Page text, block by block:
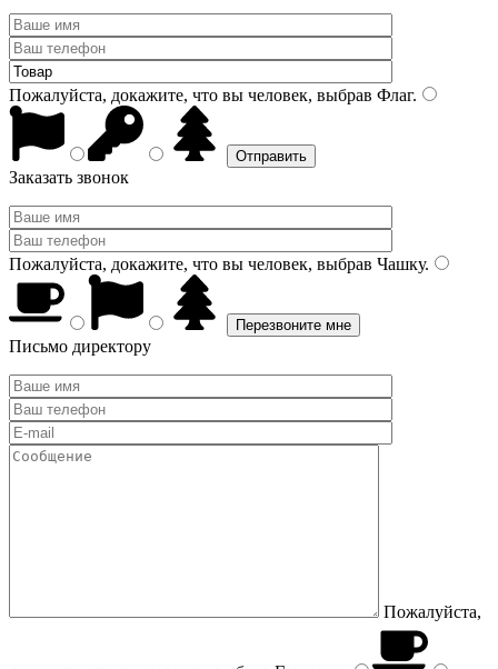
Пожалуйста, докажите, что вы человек, выбрав Флаг.
Заказать звонок
Пожалуйста, докажите, что вы человек, выбрав Чашку.
Письмо директору
Пожалуйста,